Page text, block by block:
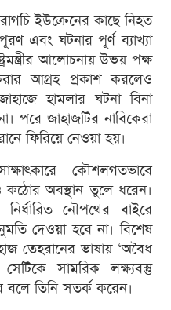
ইউক্রেনের কাছে নিহত
এবং ঘটনার পূর্ণ ব্যাখ্যা
আলোচনায় উভয় পক্ষ
আগ্রহ প্রকাশ করলেও
হামলার ঘটনা বিনা
পরে জাহাজটির নাবিকেরা
ফিরিয়ে নেওয়া হয়।
কৌশলগতভাবে
কঠোর অবস্থান তুলে ধরেন।
নৌপথের বাইরে
দেওয়া হবে না। বিশেষ
তেহরানের ভাষায় ‘অবৈধ
সামরিক লক্ষ্যবস্তু
বলে তিনি সতর্ক করেন।